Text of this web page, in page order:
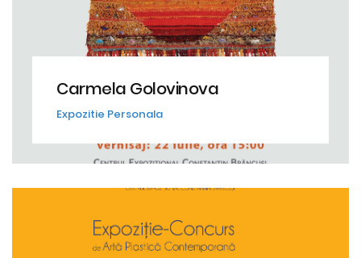
Carmela Golovinova
Expozitie Personala